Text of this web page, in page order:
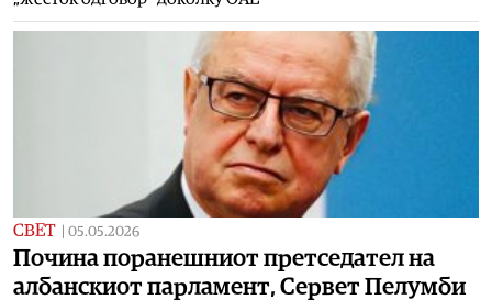
СВЕТ 05.05.2026
Почина поранешниот претседател на
албанскиот парламент, Сервет Пелумби